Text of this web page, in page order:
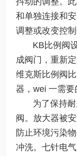
和单独连接和
调整或改变控制
KB比例阀设
成阀门，重新
维克斯比例阀
器，wei 一需要
为了保持耐
阀。放大器被
防止环境污染
冲洗。七针电